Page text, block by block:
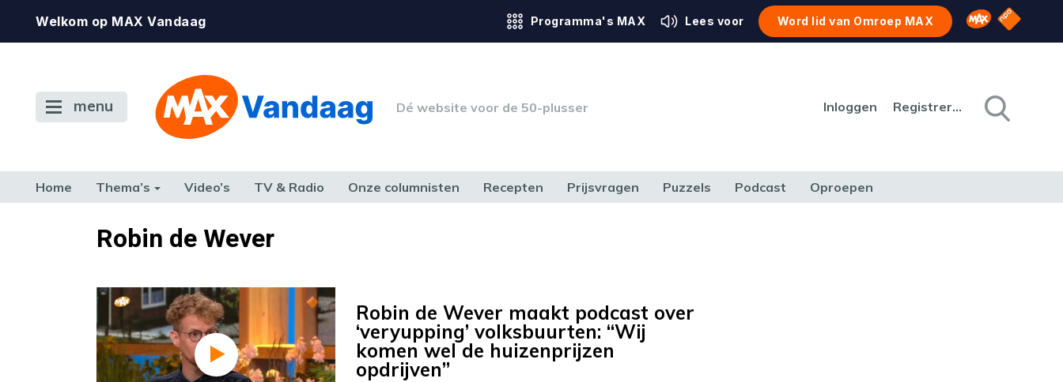
Welkom op MAX Vandaag Programma's MAX Lees voor Word lid van Omroep MAX Omroep MAX
NPO
menu Dé website voor de 50-plusser Inloggen Registreren
Home Thema’s Video’s TV & Radio Onze columnisten Recepten Prijsvragen Puzzels Podcast Oproepen
TERUG NAAR TOENRobin de Wever
Robin de Wever maakt podcast over
‘veryupping’ volksbuurten: “Wij
komen wel de huizenprijzen
opdrijven”